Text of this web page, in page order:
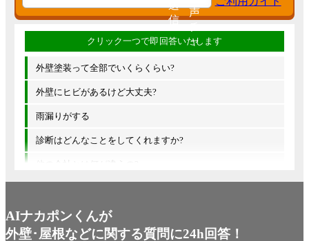
外壁塗装って全部でいくらくらい?
外壁にヒビがあるけど大丈夫?
雨漏りがする
診断はどんなことをしてくれますか?
他の会社とは何が違うの?
AIナカポンくんが
外壁･屋根などに関する質問に24h回答！